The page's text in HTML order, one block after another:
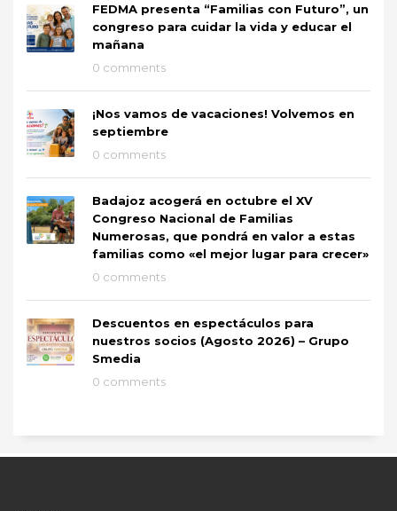
FEDMA presenta “Familias con Futuro”, un
congreso para cuidar la vida y educar el
mañana
0 comments
¡Nos vamos de vacaciones! Volvemos en
septiembre
0 comments
Badajoz acogerá en octubre el XV
Congreso Nacional de Familias
Numerosas, que pondrá en valor a estas
familias como «el mejor lugar para crecer»
0 comments
Descuentos en espectáculos para
nuestros socios (Agosto 2026) – Grupo
Smedia
0 comments